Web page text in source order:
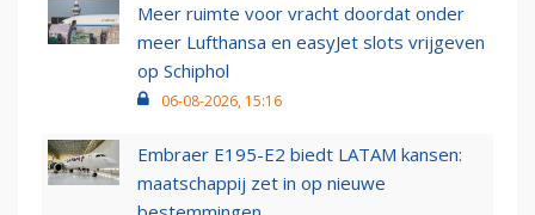
Meer ruimte voor vracht doordat onder
meer Lufthansa en easyJet slots vrijgeven
op Schiphol
06-08-2026, 15:16
Embraer E195-E2 biedt LATAM kansen:
maatschappij zet in op nieuwe